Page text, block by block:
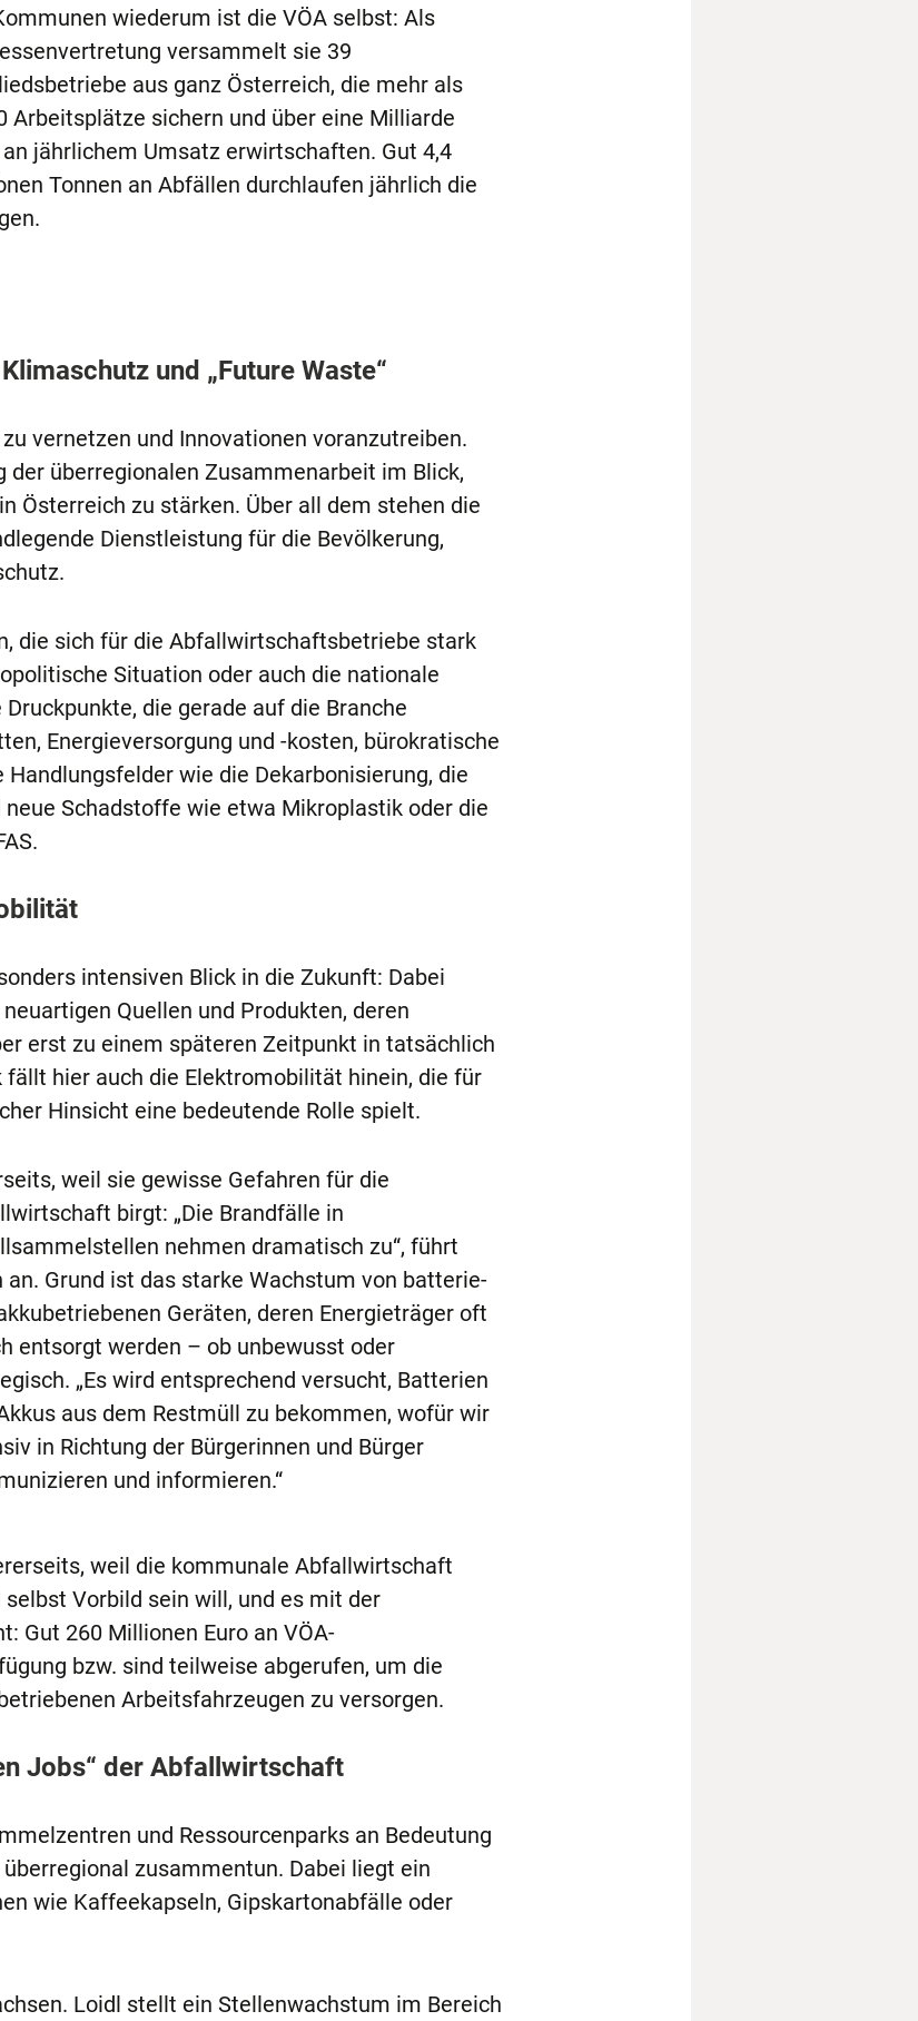
wiederum ist die VÖA selbst: Als
versammelt sie 39
aus ganz Österreich, die mehr als
Arbeitsplätze sichern und über eine Milliarde
an jährlichem Umsatz erwirtschaften. Gut 4,4
Tonnen an Abfällen durchlaufen jährlich die
und „Future Waste“
vernetzen und Innovationen voranzutreiben.
überregionalen Zusammenarbeit im Blick,
Österreich zu stärken. Über all dem stehen die
Dienstleistung für die Bevölkerung,
die sich für die Abfallwirtschaftsbetriebe stark
Situation oder auch die nationale
die gerade auf die Branche
Energieversorgung und -kosten, bürokratische
wie die Dekarbonisierung, die
Schadstoffe wie etwa Mikroplastik oder die
intensiven Blick in die Zukunft: Dabei
Quellen und Produkten, deren
erst zu einem späteren Zeitpunkt in tatsächlich
hier auch die Elektromobilität hinein, die für
Hinsicht eine bedeutende Rolle spielt.
weil sie gewisse Gefahren für die
birgt: „Die Brandfälle in
nehmen dramatisch zu“, führt
an. Grund ist das starke Wachstum von batterie-
Geräten, deren Energieträger oft
entsorgt werden – ob unbewusst oder
„Es wird entsprechend versucht, Batterien
aus dem Restmüll zu bekommen, wofür wir
in Richtung der Bürgerinnen und Bürger
und informieren.“
weil die kommunale Abfallwirtschaft
selbst Vorbild sein will, und es mit der
Gut 260 Millionen Euro an VÖA-
bzw. sind teilweise abgerufen, um die
Arbeitsfahrzeugen zu versorgen.
Jobs“ der Abfallwirtschaft
und Ressourcenparks an Bedeutung
zusammentun. Dabei liegt ein
wie Kaffeekapseln, Gipskartonabfälle oder
Loidl stellt ein Stellenwachstum im Bereich